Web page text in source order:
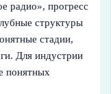
радио», прогресс
структуры
стадии,
Для индустрии
понятных